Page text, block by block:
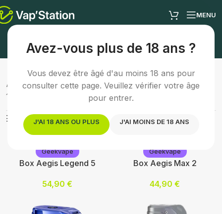
Avez-vous plus de 18 ans ?
Vous devez être âgé d'au moins 18 ans pour
consulter cette page. Veuillez vérifier votre âge
pour entrer.
J'AI 18 ANS OU PLUS J'AI MOINS DE 18 ANS
MENU
Box e-cigarette
Accueil/Cigarette électronique/Box e-cigarette
10 résultats affichés
Afficher les filtres
Geekvape
Box Aegis Legend 5
54,90 €
Geekvape
Box Aegis Max 2
44,90 €